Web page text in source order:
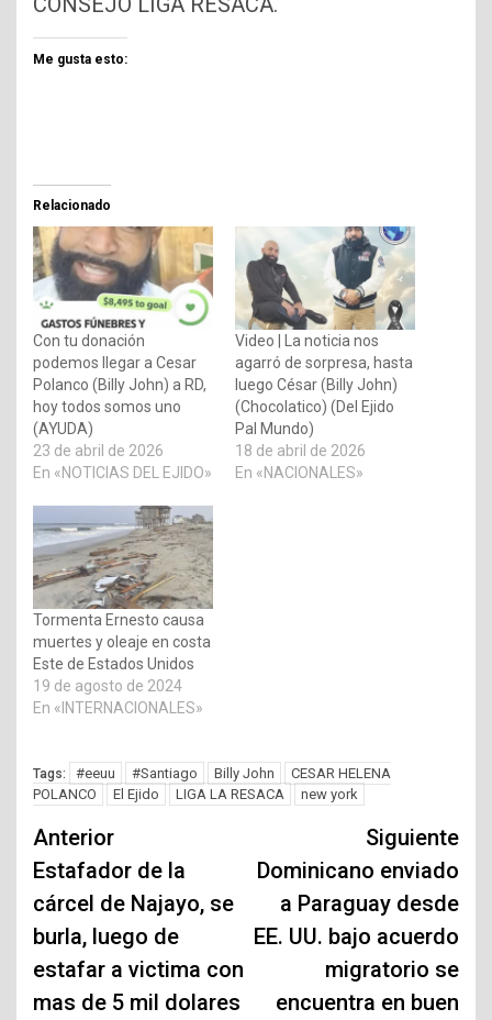
Me gusta esto:
Relacionado
Con tu donación
podemos llegar a Cesar
Polanco (Billy John) a RD,
hoy todos somos uno
(AYUDA)
23 de abril de 2026
En «NOTICIAS DEL EJIDO»
Video | La noticia nos
agarró de sorpresa, hasta
luego César (Billy John)
(Chocolatico) (Del Ejido
Pal Mundo)
18 de abril de 2026
En «NACIONALES»
Tormenta Ernesto causa
muertes y oleaje en costa
Este de Estados Unidos
19 de agosto de 2024
En «INTERNACIONALES»
Tags: #eeuu #Santiago Billy John
CESAR HELENA
POLANCO
El Ejido LIGA LA RESACA new york
Navegación
de
entradas
Anterior
Estafador de la
cárcel de Najayo, se
burla, luego de
estafar a victima con
mas de 5 mil dolares
Siguiente
Dominicano enviado
a Paraguay desde
EE. UU. bajo acuerdo
migratorio se
encuentra en buen